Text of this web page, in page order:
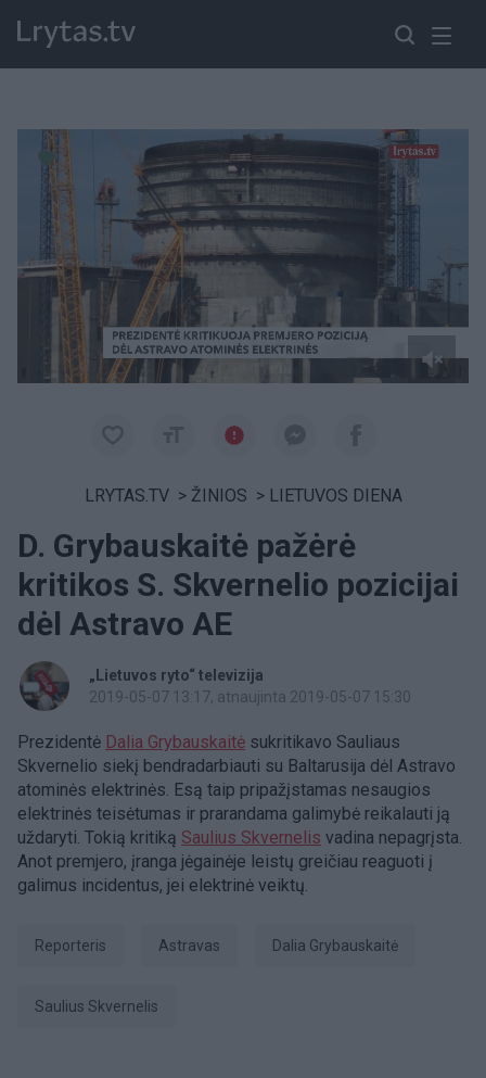
Paremkite Ukrainą
LRYTAS.TV > ŽINIOS > LIETUVOS DIENA
D. Grybauskaitė pažėrė
kritikos S. Skvernelio pozicijai
dėl Astravo AE
„Lietuvos ryto“ televizija
2019-05-07 13:17, atnaujinta 2019-05-07 15:30
Prezidentė Dalia Grybauskaitė sukritikavo Sauliaus
Skvernelio siekį bendradarbiauti su Baltarusija dėl Astravo
atominės elektrinės. Esą taip pripažįstamas nesaugios
elektrinės teisėtumas ir prarandama galimybė reikalauti ją
uždaryti. Tokią kritiką Saulius Skvernelis vadina nepagrįsta.
Anot premjero, įranga jėgainėje leistų greičiau reaguoti į
galimus incidentus, jei elektrinė veiktų.
Reporteris Astravas Dalia Grybauskaitė
Saulius Skvernelis